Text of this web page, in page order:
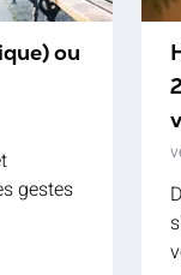
ou
gestes